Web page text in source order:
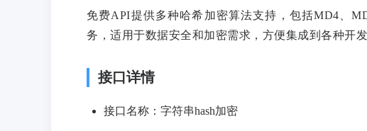
免费API提供多种哈希加密算法支持，包括MD4、
务，适用于数据安全和加密需求，方便集成到各种开发
接口详情
接口名称：字符串hash加密